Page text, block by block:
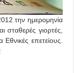
την ημερομηνία
σταθερές γιορτές,
Εθνικές επετείους.